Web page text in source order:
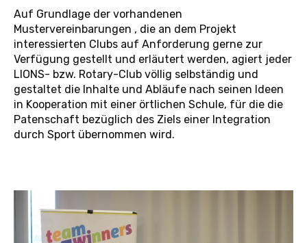
Auf Grundlage der vorhandenen
Mustervereinbarungen , die an dem Projekt
interessierten Clubs auf Anforderung gerne zur
Verfügung gestellt und erläutert werden, agiert jeder
LIONS- bzw. Rotary-Club völlig selbständig und
gestaltet die Inhalte und Abläufe nach seinen Ideen
in Kooperation mit einer örtlichen Schule, für die die
Patenschaft bezüglich des Ziels einer Integration
durch Sport übernommen wird.